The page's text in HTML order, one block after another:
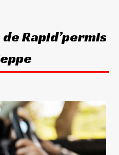
Rapid’permis